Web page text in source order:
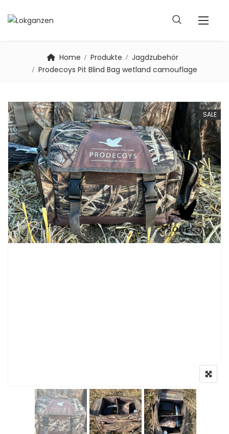
Home Produkte
Jagdzubehör
Prodecoys Pit Blind Bag wetland camouflage
SALE